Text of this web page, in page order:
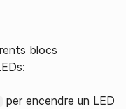
blocs
per encendre un LED